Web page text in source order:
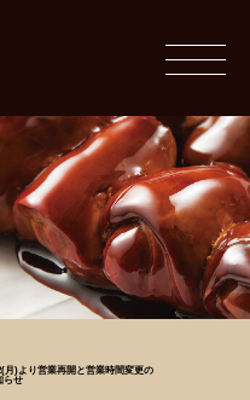
月)より営業再開と営業時間変更の
らせ